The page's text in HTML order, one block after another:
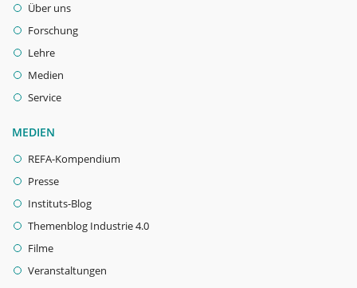
Über uns
Forschung
Lehre
Medien
Service
MEDIEN
REFA-Kompendium
Presse
Instituts-Blog
Themenblog Industrie 4.0
Filme
Veranstaltungen